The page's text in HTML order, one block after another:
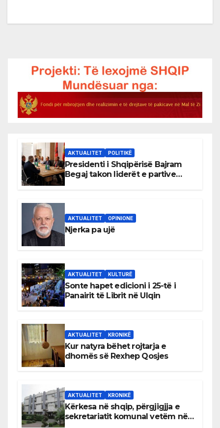
AKTUALITET POLITIKË
Presidenti i Shqipërisë Bajram
Begaj takon liderët e partive
AKTUALITET OPINIONE
Njerka pa ujë
AKTUALITET KULTURË
Sonte hapet edicioni i 25-të i
Panairit të Librit në Ulqin
AKTUALITET KRONIKË
Kur natyra bëhet rojtarja e
dhomës së Rexhep Qosjes
AKTUALITET KRONIKË
Kërkesa në shqip, përgjigjja e
sekretariatit komunal vetëm në